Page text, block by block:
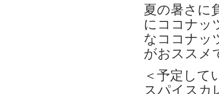
夏の暑さに
にココナッ
なココナッ
がおススメ
＜予定して
スパイス